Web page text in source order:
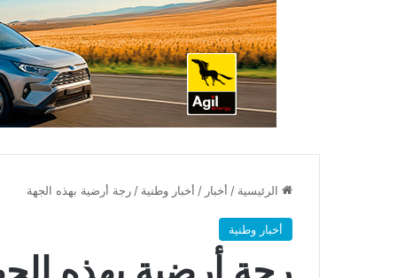
الرئيسية / أخبار / أخبار وطنية / رجة أرضية بهذه الجهة
أخبار وطنية